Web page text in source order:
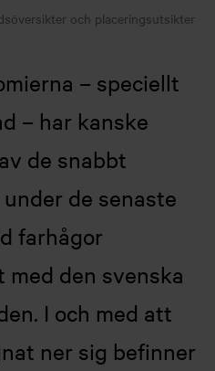
och placeringsutsikter
– speciellt
– har kanske
de snabbt
de senaste
farhågor
den svenska
I och med att
ner sig befinner